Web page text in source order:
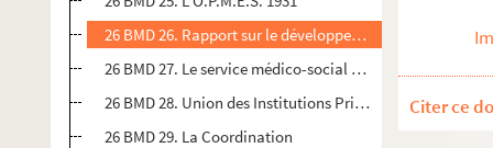
26 BMD 26. Rapport sur le développement du Service
26 BMD 27. Le service médico-social dans les H.B.M. de la
26 BMD 28. Union des Institutions Privées, 1936-1947
26 BMD 29. La Coordination
Citer ce